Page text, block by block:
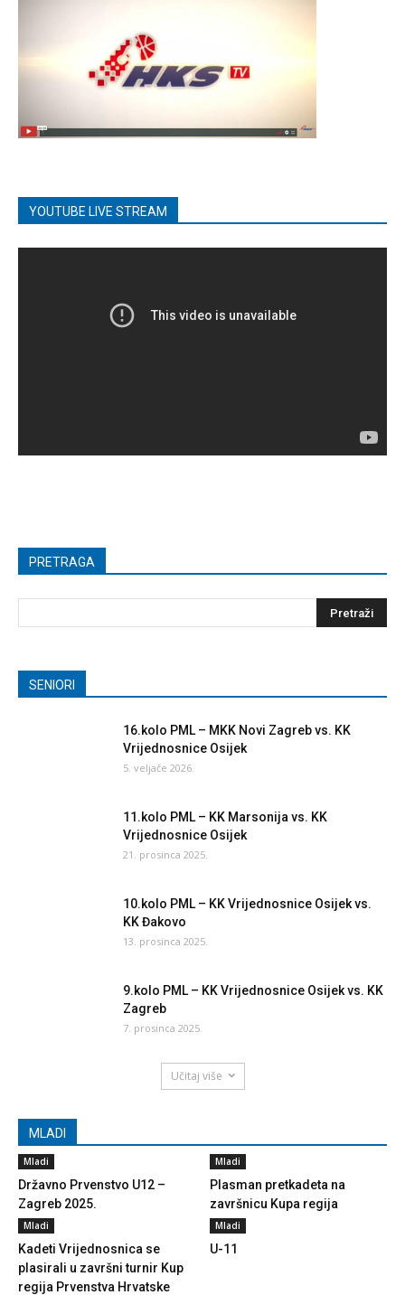
YOUTUBE LIVE STREAM
PRETRAGA
SENIORI
16.kolo PML – MKK Novi Zagreb vs. KK
Vrijednosnice Osijek
5. veljače 2026.
11.kolo PML – KK Marsonija vs. KK
Vrijednosnice Osijek
21. prosinca 2025.
10.kolo PML – KK Vrijednosnice Osijek vs.
KK Đakovo
13. prosinca 2025.
9.kolo PML – KK Vrijednosnice Osijek vs. KK
Zagreb
7. prosinca 2025.
Učitaj više
MLADI
Mladi
Državno Prvenstvo U12 –
Zagreb 2025.
Mladi
Plasman pretkadeta na
završnicu Kupa regija
Mladi
Kadeti Vrijednosnica se
plasirali u završni turnir Kup
regija Prvenstva Hrvatske
Mladi
U-11